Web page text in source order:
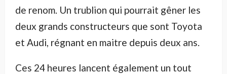
de renom. Un trublion qui pourrait gêner les
deux grands constructeurs que sont Toyota
et Audi, régnant en maitre depuis deux ans.
Ces 24 heures lancent également un tout